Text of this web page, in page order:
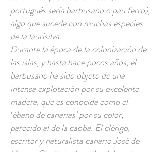
portugués sería barbusano o pau ferro),
algo que sucede con muchas especies
de la laurisilva.
Durante la época de la colonización de
las islas, y hasta hace pocos años, el
barbusano ha sido objeto de una
intensa explotación por su excelente
madera, que es conocida como el
‛ébano de canarias’ por su color,
parecido al de la caoba. El clérigo,
escritor y naturalista canario José de